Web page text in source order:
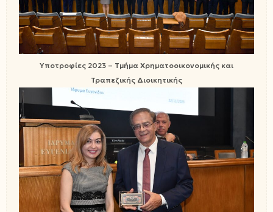
Υποτροφίες 2023 – Τμήμα Χρηματοοικονομικής και
Τραπεζικής Διοικητικής